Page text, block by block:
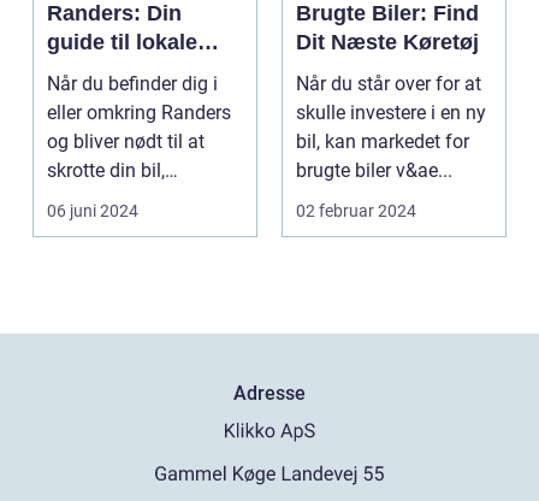
Randers: Din
guide til lokale
muligheder
Når du befinder dig i
eller omkring Randers
og bliver nødt til at
skrotte din bil,
gammelt jern elle...
06 juni 2024
Brugte Biler: Find
Dit Næste Køretøj
Når du står over for at
skulle investere i en ny
bil, kan markedet for
brugte biler v&ae...
02 februar 2024
Adresse